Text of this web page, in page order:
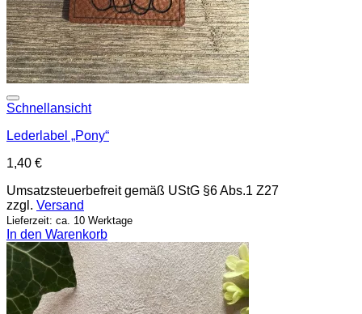
Schnellansicht
Lederlabel „Pony“
1,40 €
Umsatzsteuerbefreit gemäß UStG §6 Abs.1 Z27
zzgl. Versand
Lieferzeit: ca. 10 Werktage
In den Warenkorb